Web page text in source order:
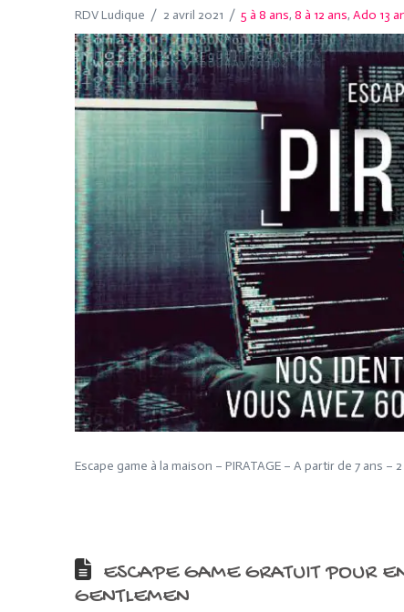
RDV Ludique 2 avril 2021 5 à 8 ans,8 à 12 ans,Ado 13
Escape game à la maison – PIRATAGE – A partir de 7 ans
ESCAPE GAME GRATUIT POUR
GENTLEMEN